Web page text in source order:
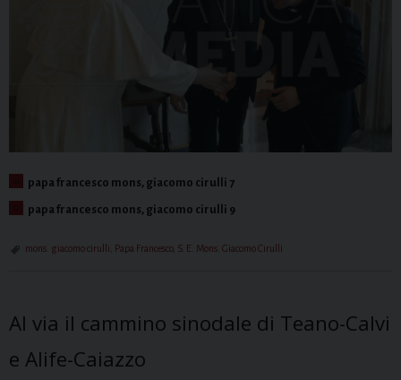
papa francesco mons, giacomo cirulli 7
papa francesco mons, giacomo cirulli 9
mons. giacomo cirulli Papa Francesco, S. E. Mons. Giacomo Cirulli
Al via il cammino sinodale di Teano-Calvi
e Alife-Caiazzo